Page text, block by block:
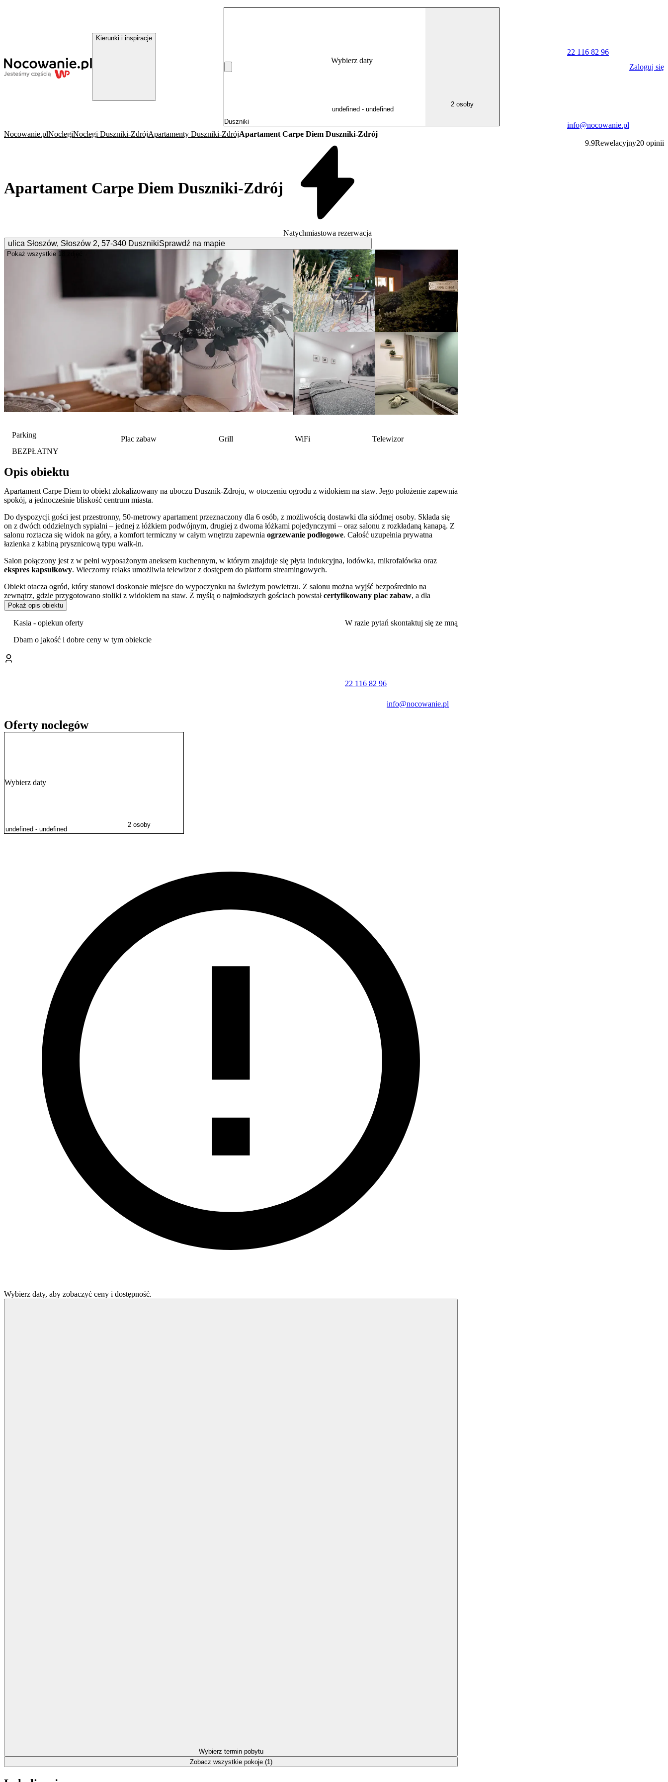
Kierunki i inspiracje
Wybierz daty
2 osoby
22 116 82 96
info@nocowanie.pl
Zaloguj się
Nocowanie.plNoclegiNoclegi Duszniki-ZdrójApartamenty Duszniki-ZdrójApartament Carpe Diem Duszniki-Zdrój
Apartament Carpe Diem Duszniki-Zdrój
Natychmiastowa rezerwacja
ulica Słoszów, Słoszów 2, 57-340 DusznikiSprawdź na mapie
9.9Rewelacyjny20 opinii
Pokaż wszystkie 18 zdjęć
Parking
BEZPŁATNY
Plac zabaw Grill WiFi Telewizor
Opis obiektu
Apartament Carpe Diem to obiekt zlokalizowany na uboczu Dusznik-Zdroju, w otoczeniu ogrodu z widokiem na staw. Jego położenie zapewnia
spokój, a jednocześnie bliskość centrum miasta.
Do dyspozycji gości jest przestronny, 50-metrowy apartament przeznaczony dla 6 osób, z możliwością dostawki dla siódmej osoby. Składa się
on z dwóch oddzielnych sypialni – jednej z łóżkiem podwójnym, drugiej z dwoma łóżkami pojedynczymi – oraz salonu z rozkładaną kanapą. Z
salonu roztacza się widok na góry, a komfort termiczny w całym wnętrzu zapewnia ogrzewanie podłogowe. Całość uzupełnia prywatna
łazienka z kabiną prysznicową typu walk-in.
Salon połączony jest z w pełni wyposażonym aneksem kuchennym, w którym znajduje się płyta indukcyjna, lodówka, mikrofalówka oraz
ekspres kapsułkowy. Wieczorny relaks umożliwia telewizor z dostępem do platform streamingowych.
Obiekt otacza ogród, który stanowi doskonałe miejsce do wypoczynku na świeżym powietrzu. Z salonu można wyjść bezpośrednio na
zewnątrz, gdzie przygotowano stoliki z widokiem na staw. Z myślą o najmłodszych gościach powstałcertyfikowany plac zabaw, a dla
wszystkich dostępna jest
Goście mogą korzystać z bezpłatnego parkingu na terenie posesji oraz dostępu do internetu. Dla rodzin z dziećmi przygotowano udogodnienia
najważniejsze atrakcje miasta, takie jak historyczne
także świetną bazę wypadową w Góry Stołowe (8 km) oraz do Zieleńca (12 km), a miłośnicy aktywnego wypoczynku docenią bliskość tras
Pokaż opis obiektu
Kasia - opiekun oferty
Dbam o jakość i dobre ceny w tym obiekcie
W razie pytań skontaktuj się ze mną
22 116 82 96
info@nocowanie.pl
Oferty noclegów
Wybierz daty
2 osoby
Wybierz daty, aby zobaczyć ceny i dostępność.
Wybierz termin pobytu
Zobacz wszystkie pokoje (1)